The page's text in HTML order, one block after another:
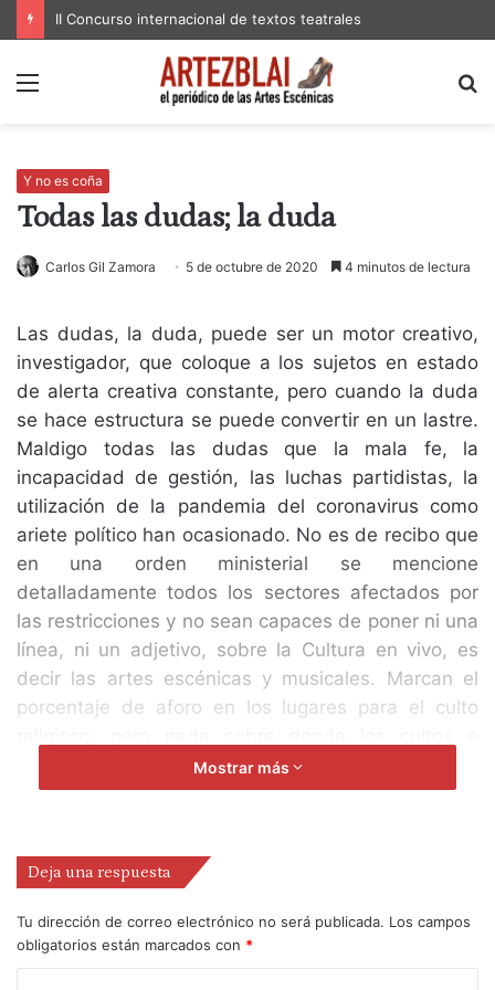
II Concurso internacional de textos teatrales
Menú
Y no es coña
Todas las dudas; la duda
Carlos Gil Zamora 5 de octubre de 2020 4 minutos de lectura
Las dudas, la duda, puede ser un motor creativo,
investigador, que coloque a los sujetos en estado
de alerta creativa constante, pero cuando la duda
se hace estructura se puede convertir en un lastre.
Maldigo todas las dudas que la mala fe, la
incapacidad de gestión, las luchas partidistas, la
utilización de la pandemia del coronavirus como
ariete político han ocasionado. No es de recibo que
en una orden ministerial se mencione
detalladamente todos los sectores afectados por
las restricciones y no sean capaces de poner ni una
línea, ni un adjetivo, sobre la Cultura en vivo, es
decir las artes escénicas y musicales. Marcan el
porcentaje de aforo en los lugares para el culto
incultos, encuentran una forma de identificarse, de
sentirse vivos y participativos de un acto único. El
instante.
Esta actitud despreciativa es la que duele de
Mostrar más
Deja una respuesta
Tu dirección de correo electrónico no será publicada. Los campos
obligatorios están marcados con *